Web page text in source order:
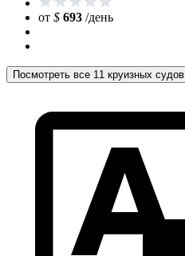
от $ 693 /день
Посмотреть все 11 круизных судов